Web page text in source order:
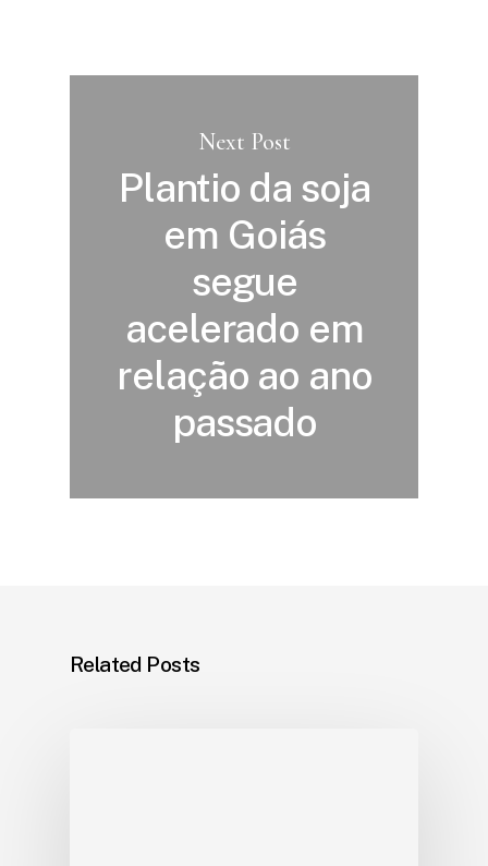
Next Post
Plantio da soja
em Goiás
segue
acelerado em
relação ao ano
passado
Related Posts